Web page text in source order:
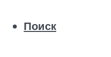
Поиск